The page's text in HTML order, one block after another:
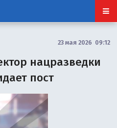
23 мая 2026 09:12
нацразведки
пост